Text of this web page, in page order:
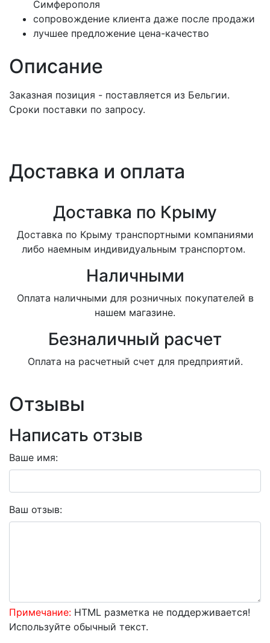
Симферополя
сопровождение клиента даже после продажи
лучшее предложение цена-качество
Описание
Заказная позиция - поставляется из Бельгии.
Сроки поставки по запросу.
Доставка и оплата
Доставка по Крыму
Доставка по Крыму транспортными компаниями
либо наемным индивидуальным транспортом.
Наличными
Оплата наличными для розничных покупателей в
нашем магазине.
Безналичный расчет
Оплата на расчетный счет для предприятий.
Отзывы
Написать отзыв
Ваше имя:
Ваш отзыв:
Примечание: HTML разметка не поддерживается!
Используйте обычный текст.